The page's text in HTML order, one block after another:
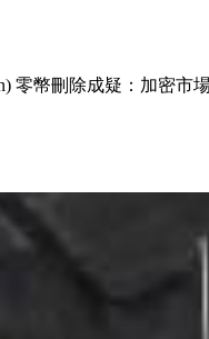
零幣刪除成疑：加密市